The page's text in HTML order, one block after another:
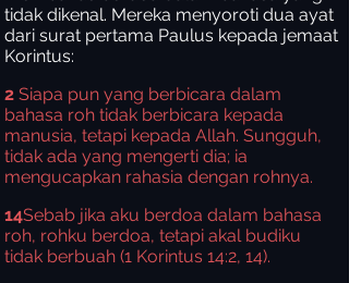
tidak dikenal. Mereka menyoroti dua ayat
dari surat pertama Paulus kepada jemaat
Korintus:
2 Siapa pun yang berbicara dalam
bahasa roh tidak berbicara kepada
manusia, tetapi kepada Allah. Sungguh,
tidak ada yang mengerti dia; ia
mengucapkan rahasia dengan rohnya.
14Sebab jika aku berdoa dalam bahasa
roh, rohku berdoa, tetapi akal budiku
tidak berbuah (1 Korintus 14:2, 14).